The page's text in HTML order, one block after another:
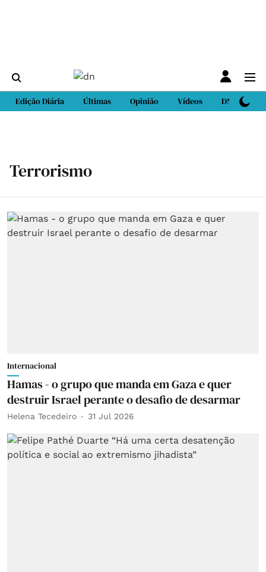
Edição Diária Últimas Opinião Vídeos DN Sport
Terrorismo
Internacional
Hamas - o grupo que manda em Gaza e quer
destruir Israel perante o desafio de desarmar
Helena Tecedeiro 31 Jul 2026